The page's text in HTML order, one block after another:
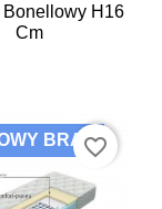
Bonellowy H16
Cm
BRAKfavorite_border